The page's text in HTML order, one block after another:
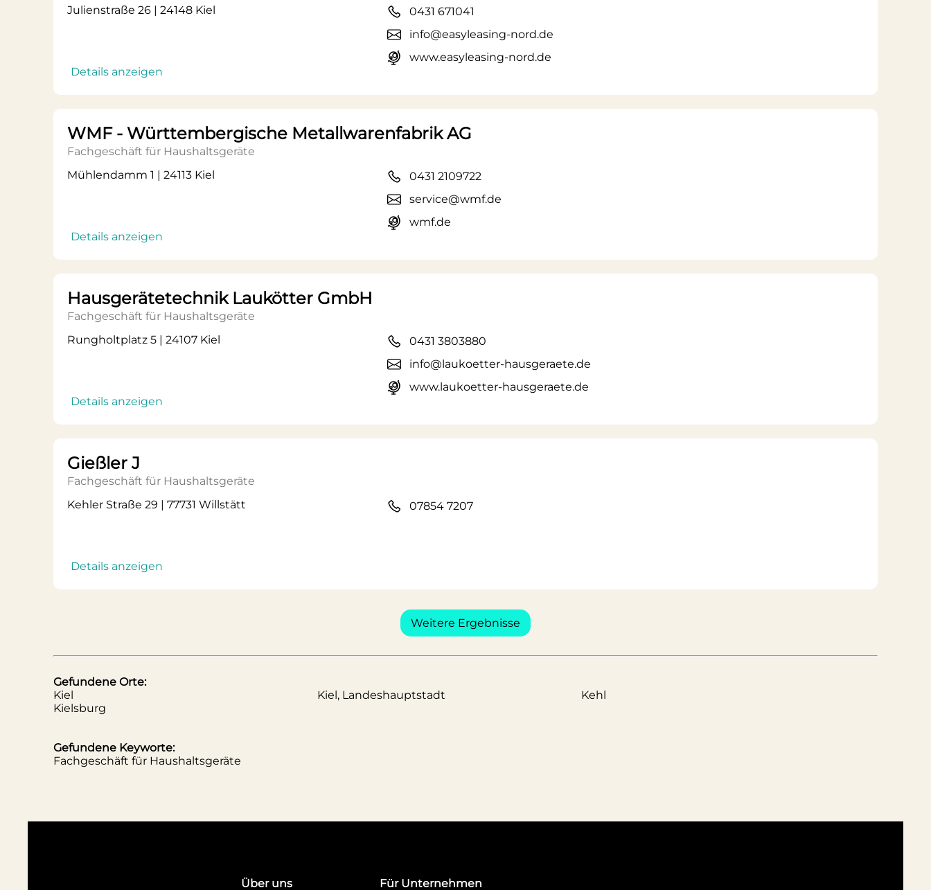
Julienstraße 26 | 24148 Kiel
Details anzeigen
0431 671041
info@easyleasing-nord.de
www.easyleasing-nord.de
WMF - Württembergische Metallwarenfabrik AG
Fachgeschäft für Haushaltsgeräte
Mühlendamm 1 | 24113 Kiel
Details anzeigen
0431 2109722
service@wmf.de
wmf.de
Hausgerätetechnik Laukötter GmbH
Fachgeschäft für Haushaltsgeräte
Rungholtplatz 5 | 24107 Kiel
Details anzeigen
0431 3803880
info@laukoetter-hausgeraete.de
www.laukoetter-hausgeraete.de
Gießler J
Fachgeschäft für Haushaltsgeräte
Kehler Straße 29 | 77731 Willstätt
Details anzeigen
07854 7207
Weitere Ergebnisse
Gefundene Orte:
Kiel
Kiel, Landeshauptstadt
Kehl
Kielsburg
Gefundene Keyworte:
Fachgeschäft für Haushaltsgeräte
Über uns Für Unternehmen